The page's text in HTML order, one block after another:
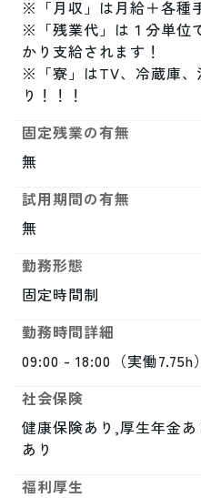
※「月収」は月給＋各種
※「残業代」は１分単位
かり支給されます！
※「寮」はTV、冷蔵庫
り！！！
固定残業の有無
無
試用期間の有無
無
勤務形態
固定時間制
勤務時間詳細
09:00 - 18:00（実働7.75h
社会保険
健康保険あり,厚生年金
あり
福利厚生